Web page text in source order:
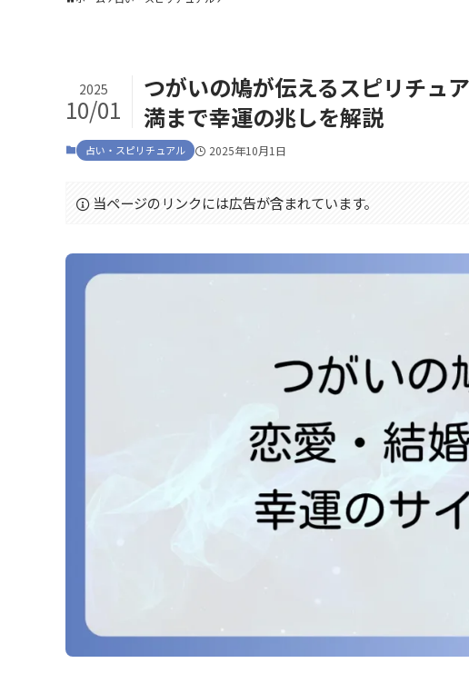
つがいの鳩が伝えるスピリチュ
満まで幸運の兆しを解説
2025
10/01
占い・スピリチュアル 2025年10月1日
当ページのリンクには広告が含まれています。